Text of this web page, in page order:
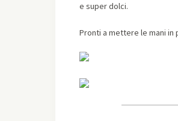
e super dolci.
Pronti a mettere le mani in